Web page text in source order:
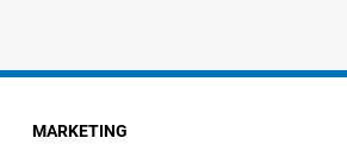
MARKETING